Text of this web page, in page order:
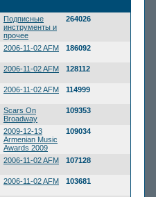
Подписные
инструменты и
прочее
264026
2006-11-02 AFM 186092
2006-11-02 AFM 128112
2006-11-02 AFM 114999
Scars On
Broadway
109353
2009-12-13
Armenian Music
Awards 2009
109034
2006-11-02 AFM 107128
2006-11-02 AFM 103681